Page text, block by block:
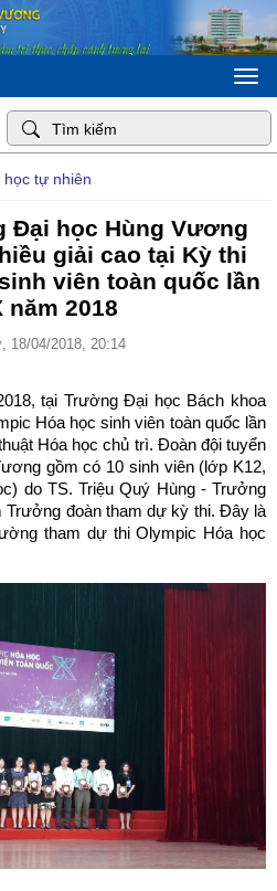
học tự nhiên
Đại học Hùng Vương
giải cao tại Kỳ thi
viên toàn quốc lần
năm 2018
18/04/2018, 20:14
tại Trường Đại học Bách khoa
Hóa học sinh viên toàn quốc lần
Hóa học chủ trì. Đoàn đội tuyển
gồm có 10 sinh viên (lớp K12,
do TS. Triệu Quý Hùng - Trưởng
Trưởng đoàn tham dự kỳ thi. Đây là
tham dự thi Olympic Hóa học